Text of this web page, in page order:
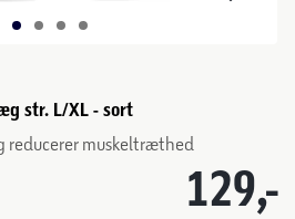
str. L/XL - sort
reducerer muskeltræthed
129,-